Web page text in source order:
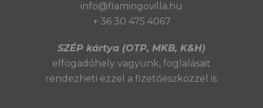
info@flamingovilla.hu
+ 36 30 475 4067
SZÉP kártya (OTP, MKB, K&H)
elfogadóhely vagyunk, foglalásait
rendezheti ezzel a fizetőeszközzel is.